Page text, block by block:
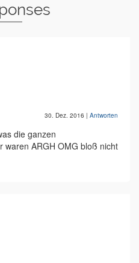
30. Dez. 2016 | Antworten
die ganzen
waren ARGH OMG bloß nicht